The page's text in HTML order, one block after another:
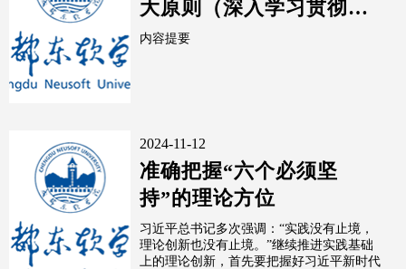
大原则（深入学习贯彻习
近平新时代中国特色社会
内容提要
2024-11-12
准确把握“六个必须坚
持”的理论方位
习近平总书记多次强调：“实践没有止境，
理论创新也没有止境。”继续推进实践基础
上的理论创新，首先要把握好习近平新时代